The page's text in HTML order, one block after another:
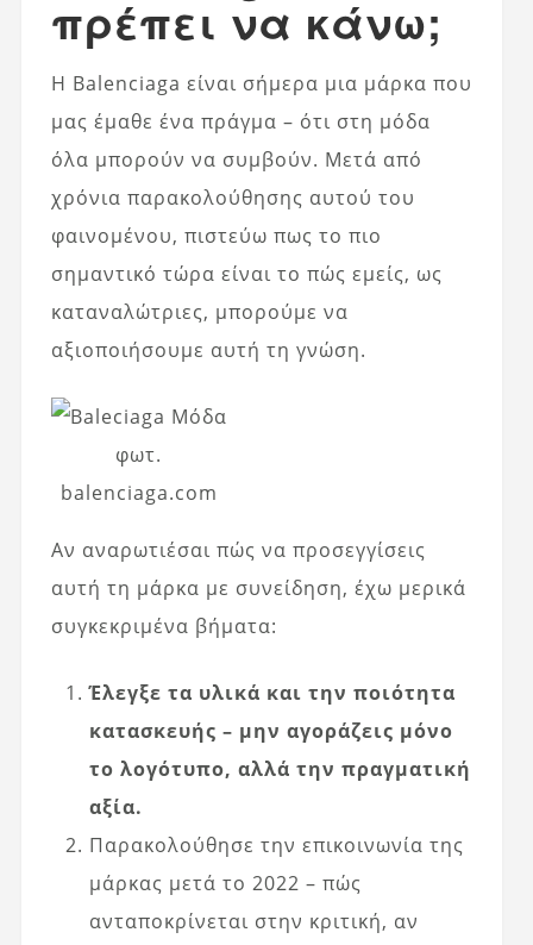
πρέπει να κάνω;
Η Balenciaga είναι σήμερα μια μάρκα που
μας έμαθε ένα πράγμα – ότι στη μόδα
όλα μπορούν να συμβούν. Μετά από
χρόνια παρακολούθησης αυτού του
φαινομένου, πιστεύω πως το πιο
σημαντικό τώρα είναι το πώς εμείς, ως
καταναλώτριες, μπορούμε να
αξιοποιήσουμε αυτή τη γνώση.
φωτ.
balenciaga.com
Αν αναρωτιέσαι πώς να προσεγγίσεις
αυτή τη μάρκα με συνείδηση, έχω μερικά
συγκεκριμένα βήματα:
Έλεγξε τα υλικά και την ποιότητα
κατασκευής – μην αγοράζεις μόνο
το λογότυπο, αλλά την πραγματική
αξία.
Παρακολούθησε την επικοινωνία της
μάρκας μετά το 2022 – πώς
ανταποκρίνεται στην κριτική, αν